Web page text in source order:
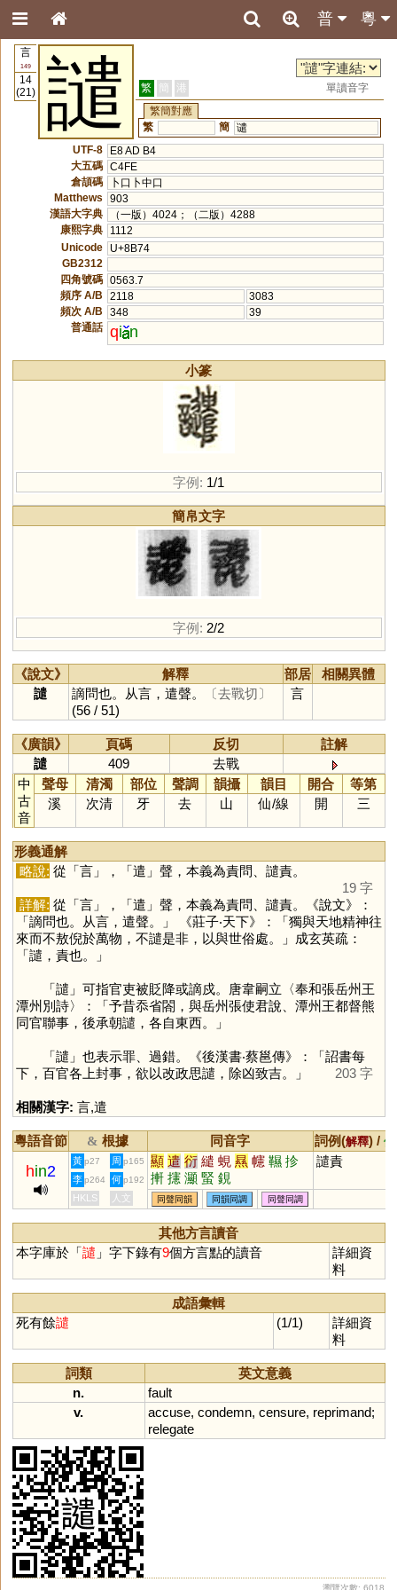
粵
普
言
149
14
(21)
譴 繁 簡 港
單讀音字
繁簡對應
繁
簡 谴
UTF-8
E8 AD B4
大五碼 C4FE
倉頡碼
卜口卜中口
Matthews
903
漢語大字典
（一版）4024；（二版）4288
康熙字典
1112
Unicode
U+8B74
GB2312
四角號碼 0563.7
頻序 A/B
2118
3083
頻次 A/B
348
39
普通話 qi n
小篆
字例: 1/1
簡帛文字
字例: 2/2
《說文》 解釋 部居
相關異體
譴
謫問也。从言，遣聲。
〔去戰切〕
(56 / 51)
言
《廣韻》 頁碼 反切
註解
譴
409
去戰
中
古
音
聲母 清濁 部位 聲調 韻攝 韻目 開合
等第
溪
次清 牙 去 山 仙/線 開 三
形義通解
略說: 從「言」，「遣 」聲，本義為責問、譴責。
19 字
詳解: 從「言」，「遣 」聲，本義為責問、譴責。《說文》：
「謫問也。从言，遣聲。」 《莊子‧天下》：「獨與天地精神往
來而不敖倪於萬物，不譴是非，以與世俗處。」成玄英疏：
「譴，責也。」
「譴 」可指官吏被貶降或謫戍。唐韋嗣立〈奉和張岳州王
潭州別詩〉：「予昔忝省閤，與岳州張使君說、潭州王都督熊
同官聯事，後承朝譴，各自東西。」
「譴 」也表示罪、過錯。《後漢書‧蔡邕傳》：「詔書每
下，百官各上封事，欲以改政思譴，除凶致吉。」
203 字
相關漢字: 言,遣
粵語音節 & 根據 同音字 詞例(解釋) /
hin2
黃 p27 周 p165 顯 遣 衍 繾 蜆 㬎 幰 韅 抮
搟 攇 灦 蜸 鋧
譴責
李 p264 何 p192
HKLS 人文 同聲同韻 同韻同調 同聲同調
其他方言讀音
本字庫於「譴 」字下錄有9個方言點的讀音
詳細資
料
成語彙輯
死有餘譴 (1/1)
詳細資
料
詞類
英文意義
n.
fault
v.
accuse, condemn, censure, reprimand;
relegate
瀏覽次數: 6018